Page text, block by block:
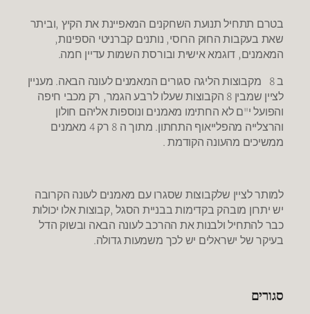
בטרם תתחיל תנועת השחקנים המאפיינת את הקיץ ,וביתר
שאת בעקבות החוק הרוסי, נותנים קברניטי הספינות,
המאמנים, דוגמא אישית ובורסת השמות עדיין חמה.
ב 8 מקבוצות הליגה סגורים המאמנים לעונה הבאה. מעניין
לציין שמבין 8 הקבוצות שעלו לרבע הגמר, רק מכבי חיפה
והפועל י"ם לא החתימו מאמנים ונוספות אליהם חולון
והרצלייה מהפלייאוף התחתון. מתוך ה 8 רק 4 מאמנים
ממשיכים מהעונה הקודמת .
למותר לציין שלקבוצות שסגרו עם מאמנים לעונה הקרובה
יש יתרון מובהק בקדימות בבניית הסגל ,קבוצות אלו יכולות
כבר להתחיל ולבנות את ההרכב לעונה הבאה ובשוק הדל
בעיקר של ישראלים יש לכך משמעות גדולה.
סגורים